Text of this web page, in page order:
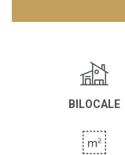
BILOCALE